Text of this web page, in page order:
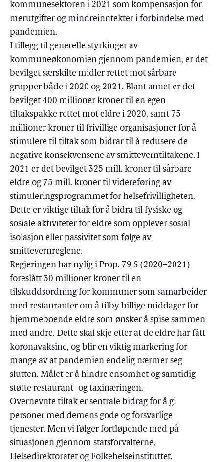
kommunesektoren i 2021 som kompensasjon for
merutgifter og mindreinntekter i forbindelse med
pandemien.
I tillegg til generelle styrkinger av
kommuneøkonomien gjennom pandemien, er det
bevilget særskilte midler rettet mot sårbare
grupper både i 2020 og 2021. Blant annet er det
bevilget 400 millioner kroner til en egen
tiltakspakke rettet mot eldre i 2020, samt 75
millioner kroner til frivillige organisasjoner for å
stimulere til tiltak som bidrar til å redusere de
negative konsekvensene av smitteverntiltakene. I
2021 er det bevilget 325 mill. kroner til sårbare
eldre og 75 mill. kroner til videreføring av
stimuleringsprogrammet for helsefrivilligheten.
Dette er viktige tiltak for å bidra til fysiske og
sosiale aktiviteter for eldre som opplever sosial
isolasjon eller passivitet som følge av
smittevernreglene.
Regjeringen har nylig i Prop. 79 S (2020–2021)
foreslått 30 millioner kroner til en
tilskuddsordning for kommuner som samarbeider
med restauranter om å tilby billige middager for
hjemmeboende eldre som ønsker å spise sammen
med andre. Dette skal skje etter at de eldre har fått
koronavaksine, og blir en viktig markering for
mange av at pandemien endelig nærmer seg
slutten. Målet er å hindre ensomhet og samtidig
støtte restaurant- og taxinæringen.
Overnevnte tiltak er sentrale bidrag for å gi
personer med demens gode og forsvarlige
tjenester. Men vi følger fortløpende med på
situasjonen gjennom statsforvalterne,
Helsedirektoratet og Folkehelseinstituttet.